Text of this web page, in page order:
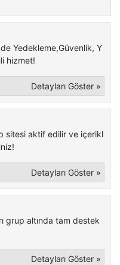
Yedekleme,Güvenlik, Y
hizmet!
Detayları Göster »
sitesi aktif edilir ve içerikl
Detayları Göster »
grup altında tam destek
Detayları Göster »